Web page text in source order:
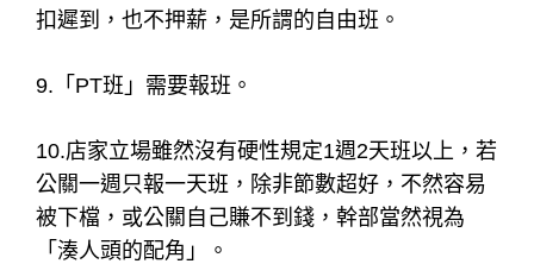
扣遲到，也不押薪，是所謂的自由班。
9.「PT班」需要報班。
10.店家立場雖然沒有硬性規定1週2天班以上，若
公關一週只報一天班，除非節數超好，不然容易
被下檔，或公關自己賺不到錢，幹部當然視為
「湊人頭的配角」。